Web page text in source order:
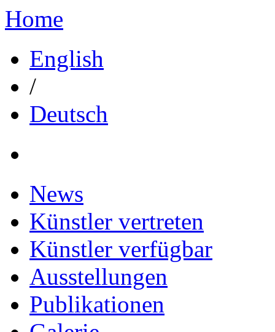
Home
English
/
Deutsch
News
Künstler vertreten
Künstler verfügbar
Ausstellungen
Publikationen